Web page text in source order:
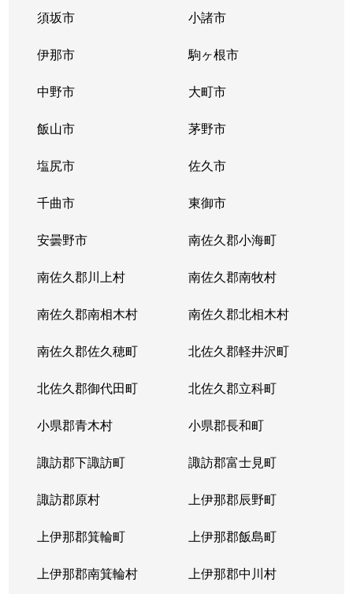
須坂市 小諸市
伊那市 駒ヶ根市
中野市 大町市
飯山市 茅野市
塩尻市 佐久市
千曲市 東御市
安曇野市 南佐久郡小海町
南佐久郡川上村 南佐久郡南牧村
南佐久郡南相木村 南佐久郡北相木村
南佐久郡佐久穂町 北佐久郡軽井沢町
北佐久郡御代田町 北佐久郡立科町
小県郡青木村 小県郡長和町
諏訪郡下諏訪町 諏訪郡富士見町
諏訪郡原村 上伊那郡辰野町
上伊那郡箕輪町 上伊那郡飯島町
上伊那郡南箕輪村 上伊那郡中川村